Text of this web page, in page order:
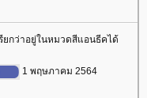
ยกว่าอยู่ในหมวดสีแอนธีคได้
1 พฤษภาคม 2564